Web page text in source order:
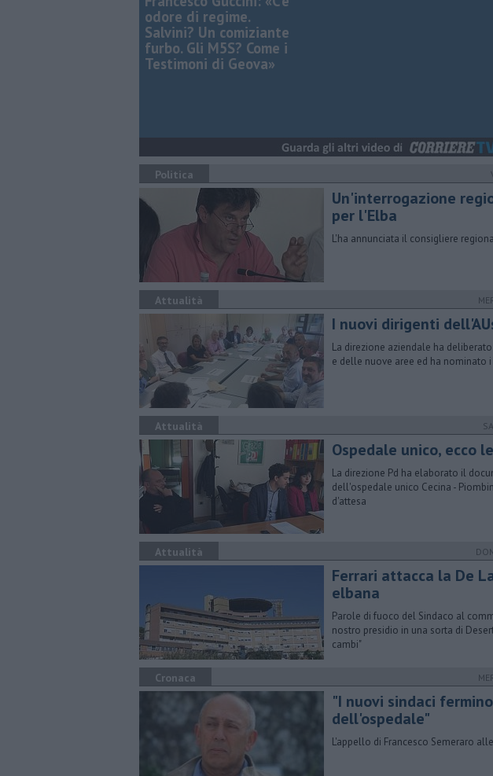
odore di regime.
Salvini? Un comiziante
furbo. Gli M5S? Come i
Testimoni di Geova»
Politica
Un'interrogazione
per l'Elba
L'ha annunciata il consigliere
Attualità
I nuovi dirigenti
La direzione aziendale ha
e delle nuove aree ed ha nominato
Attualità
Ospedale unico, ecco
La direzione Pd ha elaborato il
dell'ospedale unico Cecina -
d'attesa
Attualità
Ferrari attacca la De
elbana
Parole di fuoco del Sindaco al
nostro presidio in una sorta di
cambi"
Cronaca
"I nuovi sindaci
dell'ospedale"
L'appello di Francesco Semeraro